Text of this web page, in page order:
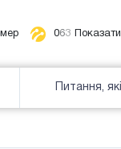
063
Питання,